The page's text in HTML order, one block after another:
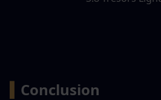
Conclusion